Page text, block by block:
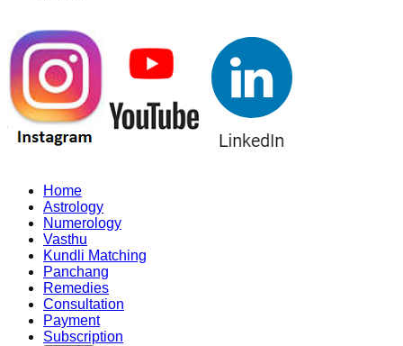
Home
Astrology
Numerology
Vasthu
Kundli Matching
Panchang
Remedies
Consultation
Payment
Subscription